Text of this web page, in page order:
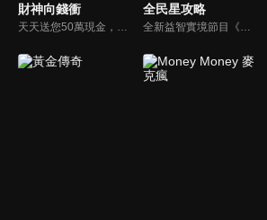
財神向錢衝
天天送您50萬現金，還有汽車大獎！不考智力、體力，挑戰家人、同事、同學、朋友互相了解的成渡和共同生活經驗。快來參加《財神向前衝》大獎通通送給您。
全民星攻略
全新益智實境節目《全民星攻略》，由館長曾國城擔任把關者，考驗著每個來挑戰九宮格益智遊戲藝人明星。想要攻略九宮格關卡，透過創意聯想、邏輯推理、理想分析，才有機會獲取智慧星幣，帶走夢幻大獎。